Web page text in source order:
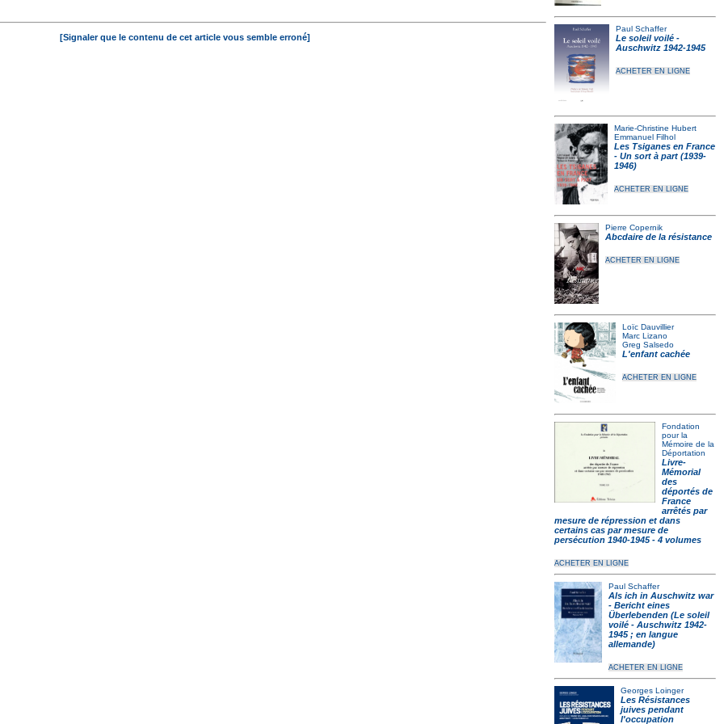
Paul Schaffer
Le soleil voilé -
Auschwitz 1942-1945
ACHETER EN LIGNE
Marie-Christine Hubert
Emmanuel Filhol
Les Tsiganes en France
- Un sort à part (1939-
1946)
ACHETER EN LIGNE
Pierre Copernik
Abcdaire de la résistance
ACHETER EN LIGNE
Loïc Dauvillier
Marc Lizano
Greg Salsedo
L'enfant cachée
ACHETER EN LIGNE
Fondation
pour la
Mémoire de la
Déportation
Livre-
Mémorial
des
déportés de
France
arrêtés par
mesure de répression et dans
certains cas par mesure de
persécution 1940-1945 - 4 volumes
ACHETER EN LIGNE
Paul Schaffer
Als ich in Auschwitz war
- Bericht eines
Überlebenden (Le soleil
voilé - Auschwitz 1942-
1945 ; en langue
allemande)
ACHETER EN LIGNE
Georges Loinger
Les Résistances
juives pendant
l'occupation
[Signaler que le contenu de cet article vous semble erroné]